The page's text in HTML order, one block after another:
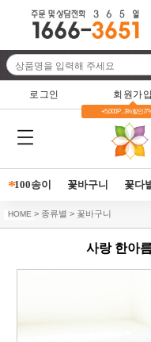
로그인 회원가입
+5,000P , 3%할인/
*100송이 꽃바구니 꽃다
HOME > 종류별 > 꽃바구니
사랑 한아